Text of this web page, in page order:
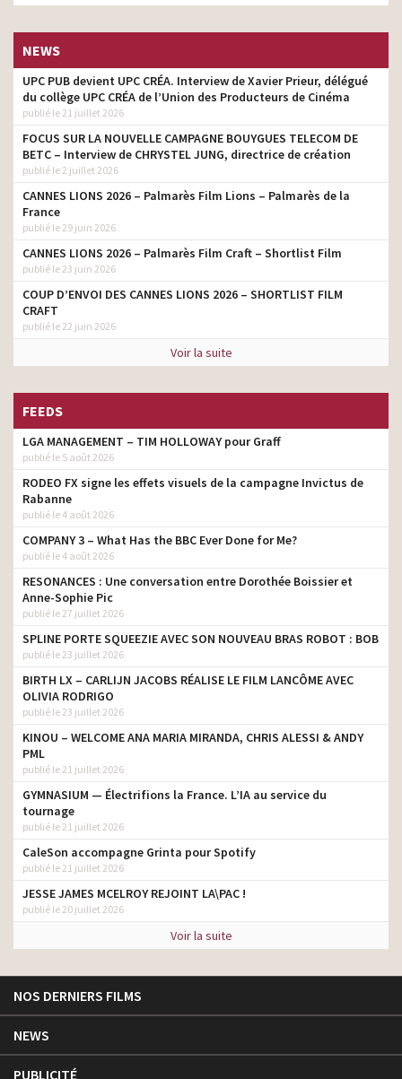
NEWS
UPC PUB devient UPC CRÉA. Interview de Xavier Prieur, délégué
du collège UPC CRÉA de l’Union des Producteurs de Cinéma
publié le 21 juillet 2026
FOCUS SUR LA NOUVELLE CAMPAGNE BOUYGUES TELECOM DE
BETC – Interview de CHRYSTEL JUNG, directrice de création
publié le 2 juillet 2026
CANNES LIONS 2026 – Palmarès Film Lions – Palmarès de la
France
publié le 29 juin 2026
CANNES LIONS 2026 – Palmarès Film Craft – Shortlist Film
publié le 23 juin 2026
COUP D’ENVOI DES CANNES LIONS 2026 – SHORTLIST FILM
CRAFT
publié le 22 juin 2026
Voir la suite
FEEDS
LGA MANAGEMENT – TIM HOLLOWAY pour Graff
publié le 5 août 2026
RODEO FX signe les effets visuels de la campagne Invictus de
Rabanne
publié le 4 août 2026
COMPANY 3 – What Has the BBC Ever Done for Me?
publié le 4 août 2026
RESONANCES : Une conversation entre Dorothée Boissier et
Anne-Sophie Pic
publié le 27 juillet 2026
SPLINE PORTE SQUEEZIE AVEC SON NOUVEAU BRAS ROBOT : BOB
publié le 23 juillet 2026
BIRTH LX – CARLIJN JACOBS RÉALISE LE FILM LANCÔME AVEC
OLIVIA RODRIGO
publié le 23 juillet 2026
KINOU – WELCOME ANA MARIA MIRANDA, CHRIS ALESSI & ANDY
PML
publié le 21 juillet 2026
GYMNASIUM — Électrifions la France. L’IA au service du
tournage
publié le 21 juillet 2026
CaleSon accompagne Grinta pour Spotify
publié le 21 juillet 2026
JESSE JAMES MCELROY REJOINT LA\PAC !
publié le 20 juillet 2026
Voir la suite
NOS DERNIERS FILMS
NEWS
PUBLICITÉ